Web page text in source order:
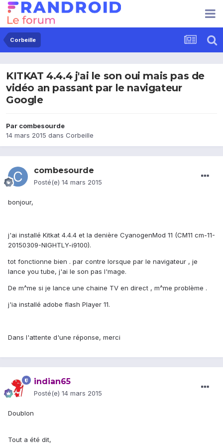
Corbeille
KITKAT 4.4.4 j'ai le son oui mais pas de
vidéo an passant par le navigateur
Google
Par combesourde
14 mars 2015 dans Corbeille
combesourde
Posté(e) 14 mars 2015
bonjour,
j'ai installé Kitkat 4.4.4 et la denière CyanogenMod 11 (CM11 cm-11-
20150309-NIGHTLY-i9100).
tot fonctionne bien . par contre lorsque par le navigateur , je
lance you tube, j'ai le son pas l'mage.
De m^me si je lance une chaine TV en direct , m^me problème .
j'ia installé adobe flash Player 11.
Dans l'attente d'une réponse, merci
indian65
Posté(e) 14 mars 2015
Doublon
Tout a été dit,